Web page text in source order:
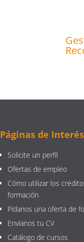
Páginas de Interés
Solicite un perfil
Ofertas de empleo
Cómo utilizar los
formación
Pídanos una oferta de
Envíanos tu CV
Catálogo de cursos